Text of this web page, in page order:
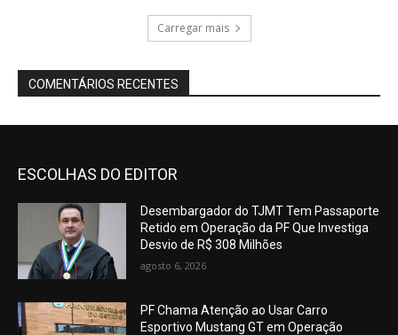
Carregar mais
COMENTÁRIOS RECENTES
ESCOLHAS DO EDITOR
Desembargador do TJMT Tem Passaporte
Retido em Operação da PF Que Investiga
Desvio de R$ 308 Milhões
agosto 6, 2026
PF Chama Atenção ao Usar Carro
Esportivo Mustang GT em Operação